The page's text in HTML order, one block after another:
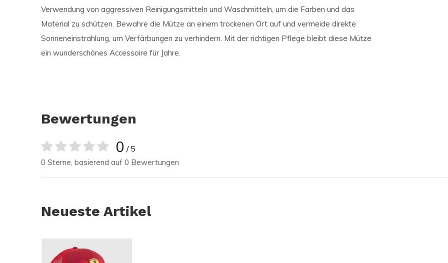
Verwendung von aggressiven Reinigungsmitteln und Waschmitteln, um die Farben und das
Material zu schützen. Bewahre die Mütze an einem trockenen Ort auf und vermeide direkte
Sonneneinstrahlung, um Verfärbungen zu verhindern. Mit der richtigen Pflege bleibt diese Mütze
ein wunderschönes Accessoire für Jahre.
Bewertungen
0 / 5
0 Sterne, basierend auf 0 Bewertungen
Neueste Artikel